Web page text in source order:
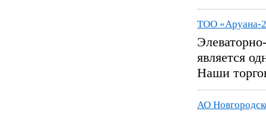
ТОО «Аруана-
является
Наши
АО